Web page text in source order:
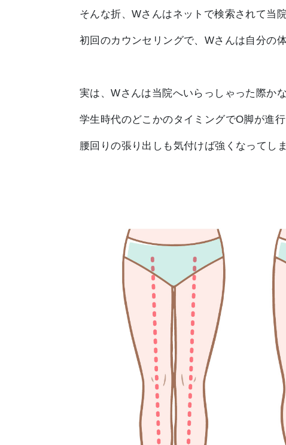
そんな折、Wさんはネットで検索されて当
初回のカウンセリングで、Wさんは自分の
実は、Wさんは当院へいらっしゃった際か
学生時代のどこかのタイミングでO脚が進
腰回りの張り出しも気付けば強くなってし